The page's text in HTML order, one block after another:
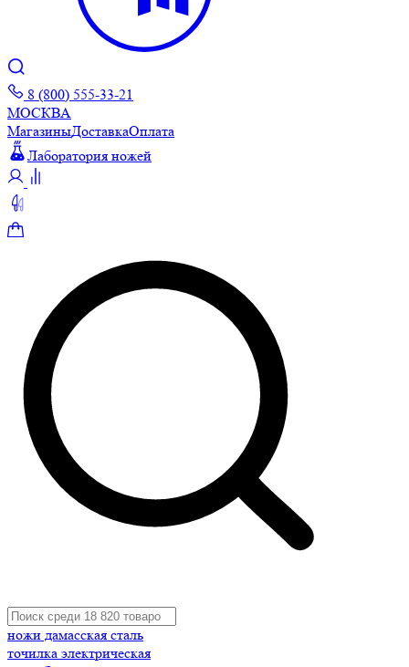
8 (800) 555-33-21
МОСКВА
МагазиныДоставкаОплата
Лаборатория ножей
ножи дамасская сталь
точилка электрическая